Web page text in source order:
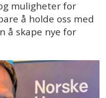
muligheter for
å holde oss med
å skape nye for